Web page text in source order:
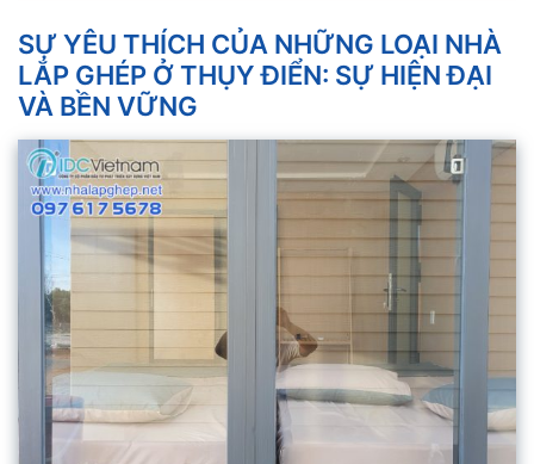
SỰ YÊU THÍCH CỦA NHỮNG LOẠI NHÀ
LẮP GHÉP Ở THỤY ĐIỂN: SỰ HIỆN ĐẠI
VÀ BỀN VỮNG